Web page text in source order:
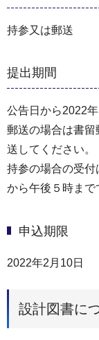
持参又は郵送
提出期間
公告日から2022
郵送の場合は書
送してください。
持参の場合の受
から午後５時まで
申込期限
2022年2月10日
設計図書に